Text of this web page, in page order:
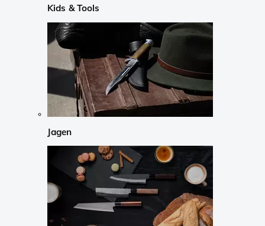
Kids & Tools
Jagen